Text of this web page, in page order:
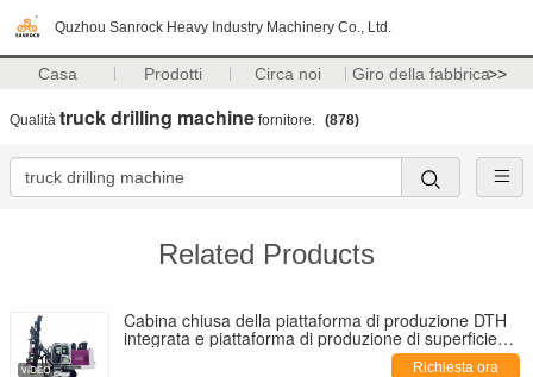
Quzhou Sanrock Heavy Industry Machinery Co., Ltd.
Casa Prodotti Circa noi Giro della fabbrica>>
Qualità truck drilling machine fornitore. (878)
Related Products
Cabina chiusa della piattaforma di produzione DTH
integrata e piattaforma di produzione di superficie
del sistema di cambio automatico delle aste in
Richiesta ora